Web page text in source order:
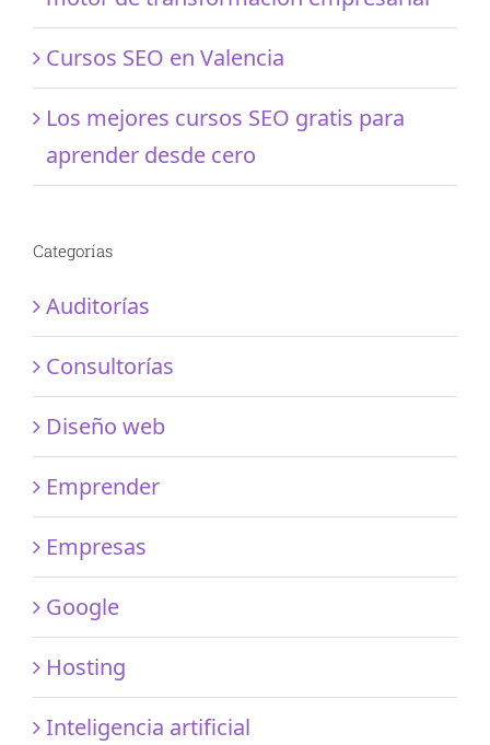
Cursos SEO en Valencia
Los mejores cursos SEO gratis para
aprender desde cero
Categorías
Auditorías
Consultorías
Diseño web
Emprender
Empresas
Google
Hosting
Inteligencia artificial